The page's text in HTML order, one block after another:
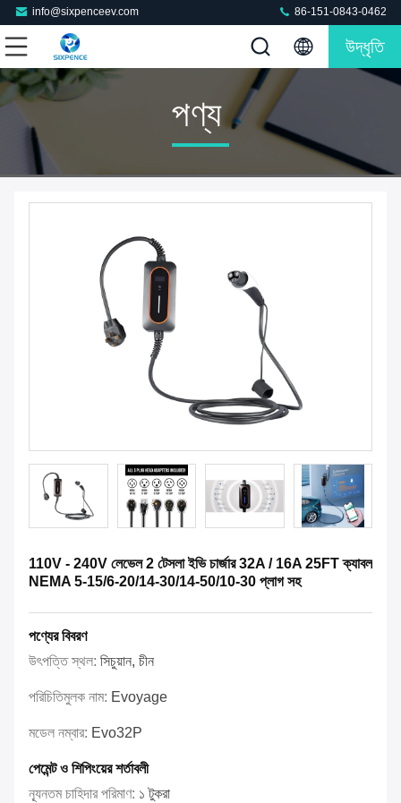
info@sixpenceev.com 86-151-0843-0462
উদ্ধৃতি
পণ্য
110V - 240V লেভেল 2 টেসলা ইভি চার্জার 32A / 16A 25FT ক্যাবল
NEMA 5-15/6-20/14-30/14-50/10-30 প্লাগ সহ
পণ্যের বিবরণ
উৎপত্তি স্থল: সিচুয়ান, চীন
পরিচিতিমুলক নাম: Evoyage
মডেল নম্বার: Evo32P
পেমেন্ট ও শিপিংয়ের শর্তাবলী
ন্যূনতম চাহিদার পরিমাণ: ১ টুকরা